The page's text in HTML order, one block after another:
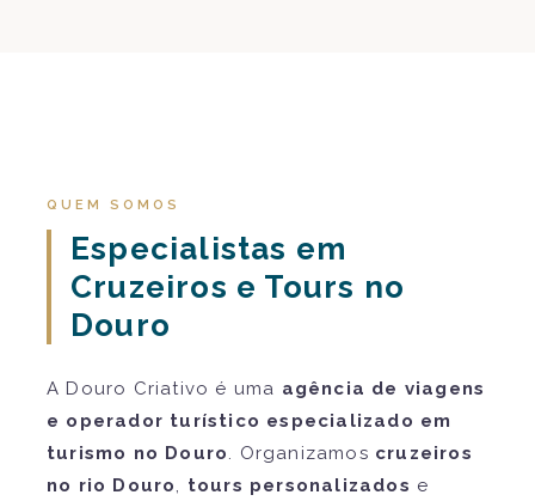
QUEM SOMOS
Especialistas em
Cruzeiros e Tours no
Douro
A Douro Criativo é uma agência de viagens
e operador turístico especializado em
turismo no Douro. Organizamos cruzeiros
no rio Douro, tours personalizados e